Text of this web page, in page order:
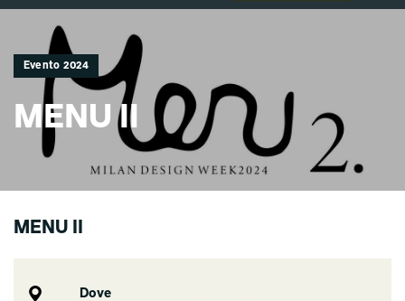
Evento 2024
MENU II
MENU II
Dove